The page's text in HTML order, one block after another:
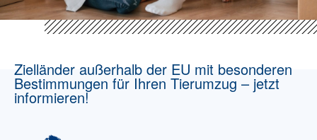
Zielländer außerhalb der EU mit besonderen
Bestimmungen für Ihren Tierumzug – jetzt
informieren!